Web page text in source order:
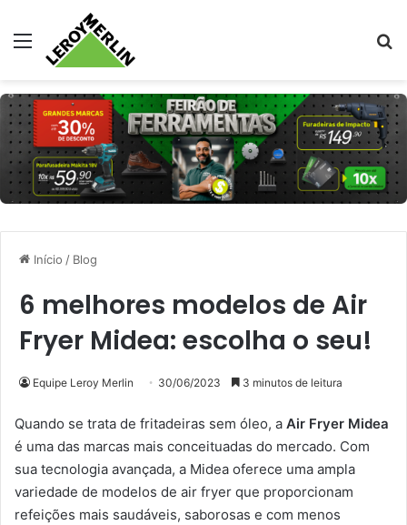
Menu
Início / Blog
6 melhores modelos de Air
Fryer Midea: escolha o seu!
Equipe Leroy Merlin 30/06/2023 3 minutos de leitura
Quando se trata de fritadeiras sem óleo, a Air Fryer Midea
é uma das marcas mais conceituadas do mercado. Com
sua tecnologia avançada, a Midea oferece uma ampla
variedade de modelos de air fryer que proporcionam
refeições mais saudáveis, saborosas e com menos